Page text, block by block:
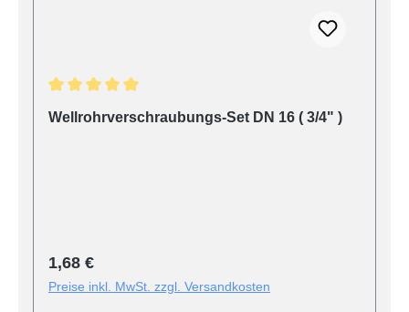
Wellrohrverschraubungs-Set DN 16 ( 3/4" )
Regulärer Preis:
1,68 €
Preise inkl. MwSt. zzgl. Versandkosten